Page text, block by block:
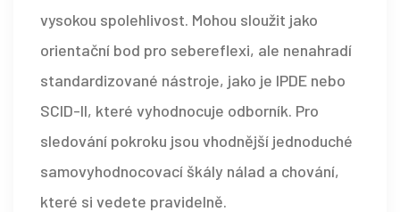
vysokou spolehlivost. Mohou sloužit jako
orientační bod pro sebereflexi, ale nenahradí
standardizované nástroje, jako je IPDE nebo
SCID-II, které vyhodnocuje odborník. Pro
sledování pokroku jsou vhodnější jednoduché
samovyhodnocovací škály nálad a chování,
které si vedete pravidelně.